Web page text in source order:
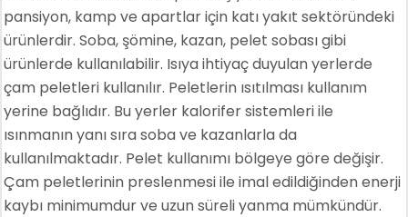
pansiyon, kamp ve apartlar için katı yakıt sektöründeki
ürünlerdir. Soba, şömine, kazan, pelet sobası gibi
ürünlerde kullanılabilir. Isıya ihtiyaç duyulan yerlerde
çam peletleri kullanılır. Peletlerin ısıtılması kullanım
yerine bağlıdır. Bu yerler kalorifer sistemleri ile
ısınmanın yanı sıra soba ve kazanlarla da
kullanılmaktadır. Pelet kullanımı bölgeye göre değişir.
Çam peletlerinin preslenmesi ile imal edildiğinden enerji
kaybı minimumdur ve uzun süreli yanma mümkündür.